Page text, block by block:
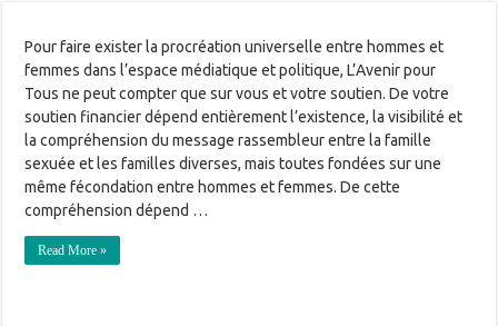
Pour faire exister la procréation universelle entre hommes et
femmes dans l’espace médiatique et politique, L’Avenir pour
Tous ne peut compter que sur vous et votre soutien. De votre
soutien financier dépend entièrement l’existence, la visibilité et
la compréhension du message rassembleur entre la famille
sexuée et les familles diverses, mais toutes fondées sur une
même fécondation entre hommes et femmes. De cette
compréhension dépend …
Read More »